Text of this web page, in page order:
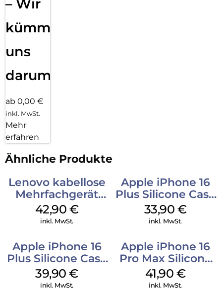
– Wir
kümmern
uns
darum!
ab 0,00 €
inkl. MwSt.
Mehr
erfahren
Ähnliche Produkte
Lenovo kabellose
Mehrfachgerät
Luna Grey
42,90 €
inkl. MwSt.
Apple iPhone 16
Plus Silicone Case
MagSafe Lake
Green
33,90 €
inkl. MwSt.
Apple iPhone 16
Plus Silicone Case
MagSafe Plum
39,90€
inkl. MwSt.
Apple iPhone 16
Pro Max Silicone
Case MagSafe
Ultramarine
41,90 €
inkl. MwSt.